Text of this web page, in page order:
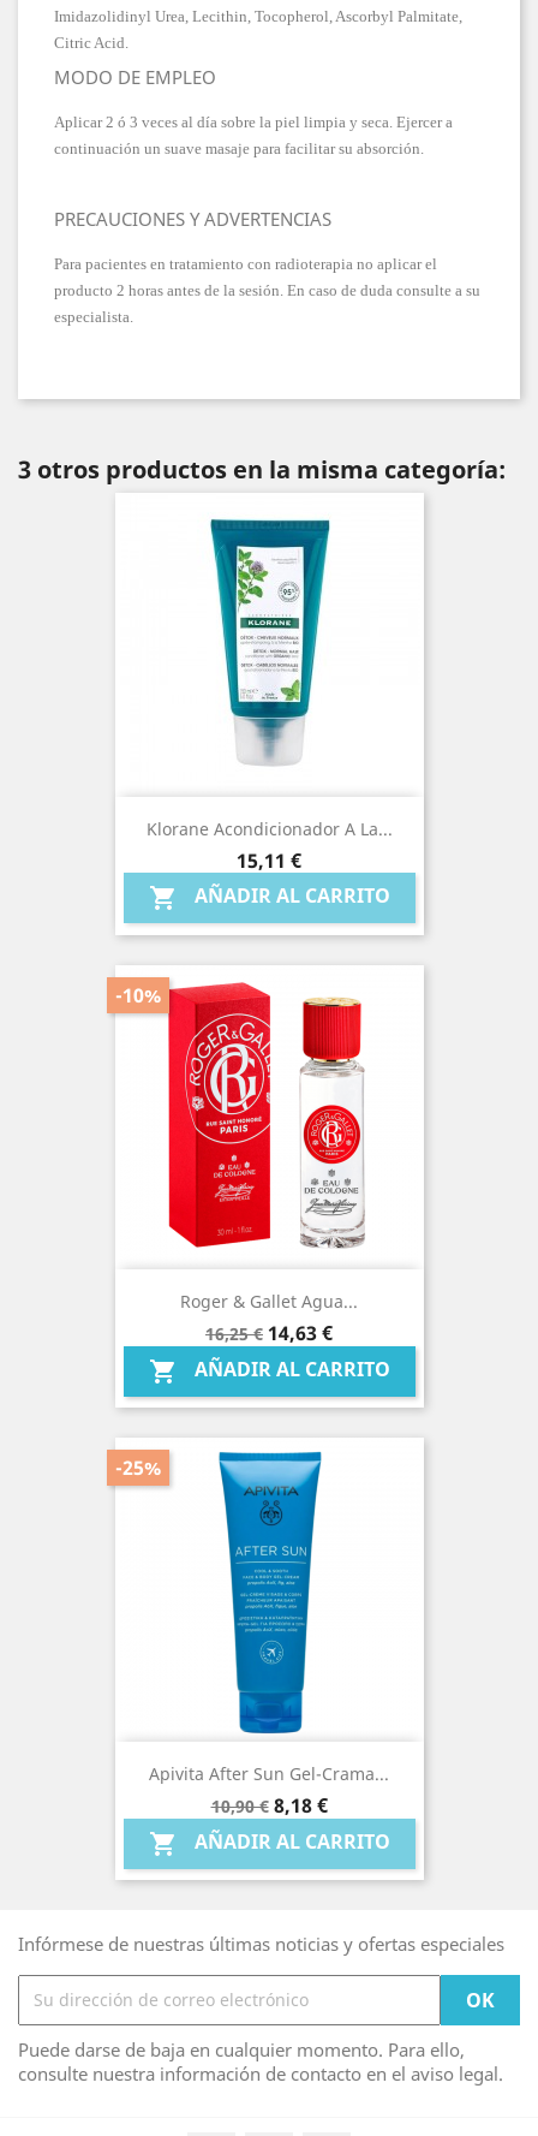
Imidazolidinyl Urea, Lecithin, Tocopherol, Ascorbyl Palmitate,
Citric Acid.
MODO DE EMPLEO
Aplicar 2 ó 3 veces al día sobre la piel limpia y seca. Ejercer a
continuación un suave masaje para facilitar su absorción.
PRECAUCIONES Y ADVERTENCIAS
Para pacientes en tratamiento con radioterapia no aplicar el
producto 2 horas antes de la sesión. En caso de duda consulte a su
especialista.
3 otros productos en la misma categoría:
Klorane Acondicionador A La...
Precio
15,11 €
 AÑADIR AL CARRITO
Roger & Gallet Agua...
Precio
base
16,25 €
-10%
Precio
14,63 €
 AÑADIR AL CARRITO
Apivita After Sun Gel-Crama...
Precio
base
10,90 €
-25%
Precio
8,18 €
 AÑADIR AL CARRITO
Infórmese de nuestras últimas noticias y ofertas especiales
Puede darse de baja en cualquier momento. Para ello,
consulte nuestra información de contacto en el aviso legal.